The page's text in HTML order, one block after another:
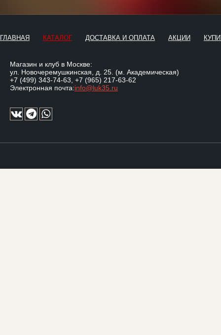
ГЛАВНАЯ КАТАЛОГ ДОСТАВКА И ОПЛАТА АКЦИИ
Магазин и клуб в Москве:
ул. Новочеремушкинская, д. 25. (м. Академическая)
+7 (499) 343-74-63 +7 (965) 217-63-62
Электронная почта:info@luk35.ru